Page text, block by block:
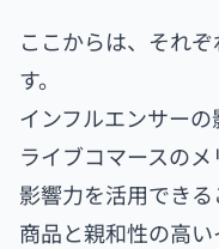
ここからは、それ
す。
インフルエンサー
ライブコマースの
影響力を活用でき
商品と親和性の高